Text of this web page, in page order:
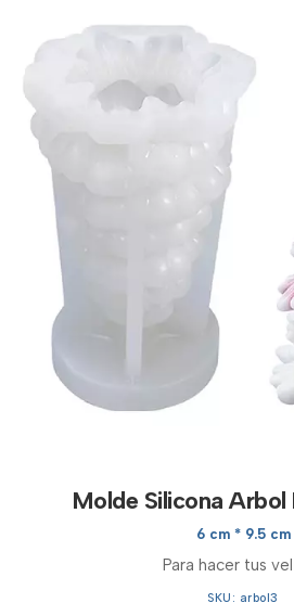
Molde Silicona Arbol
6 cm * 9.5 cm
Para hacer tus
SKU: arbol3